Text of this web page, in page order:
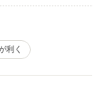
夏はクーラーを事
いたほうがのちの
いいです。 オーデ
と思います。 わた
いないです。
利く